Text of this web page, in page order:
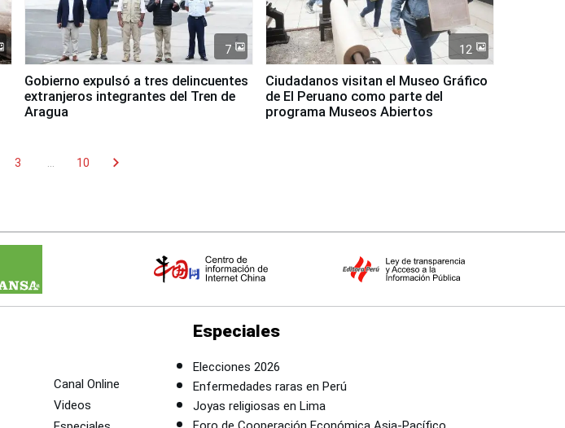
7
Gobierno expulsó a tres delincuentes
extranjeros integrantes del Tren de
Aragua
12
Ciudadanos visitan el Museo Gráfico
de El Peruano como parte del
programa Museos Abiertos
3 10 chevron_right
Canal Online
Videos
Especiales
Elecciones 2026
Enfermedades raras en Perú
Joyas religiosas en Lima